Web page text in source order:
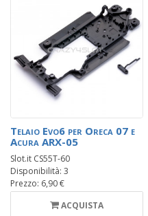
Telaio Evo6 per Oreca 07 e
Acura ARX-05
Slot.it CS55T-60
Disponibilità: 3
Prezzo: 6,90 €
ACQUISTA